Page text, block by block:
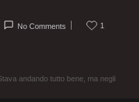
No Comments 1
andando tutto bene, ma negli